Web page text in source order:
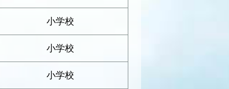
小学校
小学校
小学校